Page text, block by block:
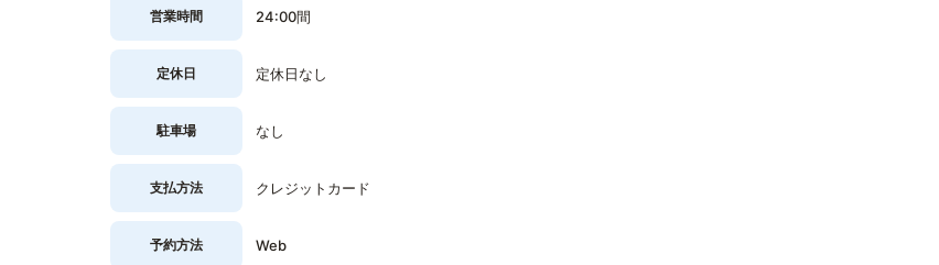
営業時間 24:00間
定休日 定休日なし
駐車場 なし
支払方法 クレジットカード
予約方法 Web